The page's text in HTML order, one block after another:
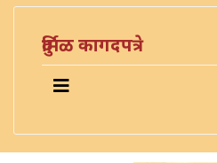
दुर्मिळ कागदपत्रे